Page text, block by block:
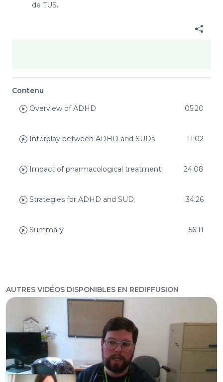
de TUS.
Contenu
Overview of ADHD
05:20
Interplay between ADHD and SUDs 11:02
Impact of pharmacological treatment 24:08
Strategies for ADHD and SUD 34:26
Summary 56:11
AUTRES VIDÉOS DISPONIBLES EN REDIFFUSION